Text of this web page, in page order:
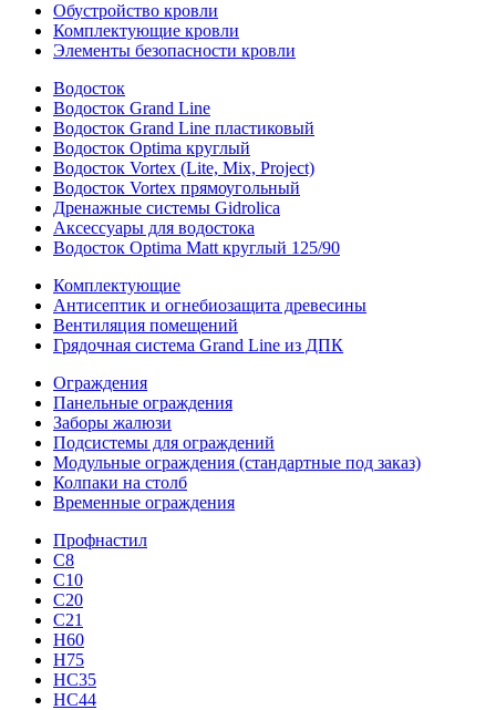
Обустройство кровли
Комплектующие кровли
Элементы безопасности кровли
Водосток
Водосток Grand Line
Водосток Grand Line пластиковый
Водосток Optima круглый
Водосток Vortex (Lite, Mix, Project)
Водосток Vortex прямоугольный
Дренажные системы Gidrolica
Аксессуары для водостока
Водосток Optima Matt круглый 125/90
Комплектующие
Антисептик и огнебиозащита древесины
Вентиляция помещений
Грядочная система Grand Line из ДПК
Ограждения
Панельные ограждения
Заборы жалюзи
Подсистемы для ограждений
Модульные ограждения (стандартные под заказ)
Колпаки на столб
Временные ограждения
Профнастил
С8
С10
С20
С21
H60
H75
HС35
НС44